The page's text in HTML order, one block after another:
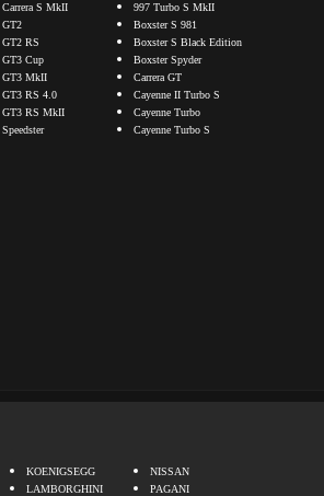
Carrera S MkII
GT2
GT2 RS
GT3 Cup
GT3 MkII
GT3 RS 4.0
GT3 RS MkII
997 Turbo S MkII
Boxster S 981
Boxster S Black Edition
Boxster Spyder
Carrera GT
Cayenne II Turbo S
Cayenne Turbo
Cayenne Turbo S
KOENIGSEGG
LAMBORGHINI
NISSAN
PAGANI